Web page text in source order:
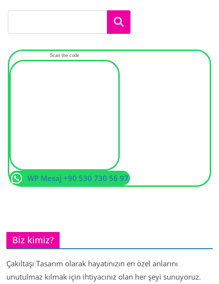
Ara
Scan the code
WP Mesaj +90 530 730 56 97
Biz kimiz?
Çakıltaşı Tasarım olarak hayatınızın en özel anlarını
unutulmaz kılmak için ihtiyacınız olan her şeyi sunuyoruz.